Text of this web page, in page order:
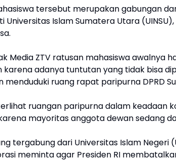
tersebut merupakan gabungan
Universitas Islam Sumatera Utara
Media ZTV ratusan mahasiswa awalnya
karena adanya tuntutan yang tidak bisa
menduduki ruang rapat paripurna DPRD
ruangan paripurna dalam keadaan
mayoritas anggota dewan sedang
tergabung dari Universitas Islam Negeri
meminta agar Presiden RI